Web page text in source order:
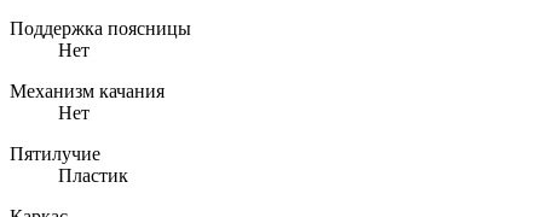
Поддержка поясницы
Нет
Механизм качания
Нет
Пятилучие
Пластик